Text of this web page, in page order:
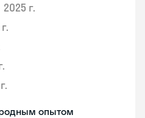
2025 г.
опытом